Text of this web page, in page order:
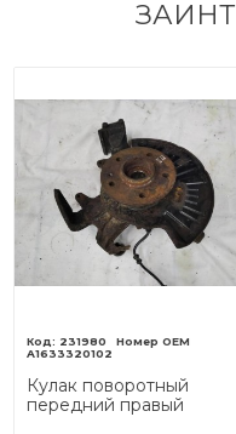
231980
A1633320102
Кулак поворотный
передний правый